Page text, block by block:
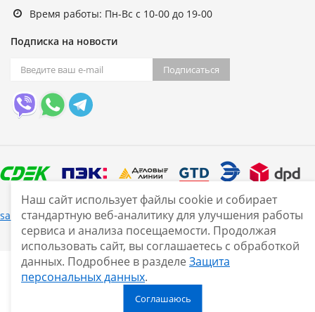
Время работы: Пн-Вс с 10-00 до 19-00
Подписка на новости
Подписаться
sale@smarine.shop 2026Нашли ошибку?
Наш сайт использует файлы cookie и собирает
стандартную веб-аналитику для улучшения работы
сервиса и анализа посещаемости. Продолжая
использовать сайт, вы соглашаетесь с обработкой
данных. Подробнее в разделе Защита
персональных данных.
Соглашаюсь